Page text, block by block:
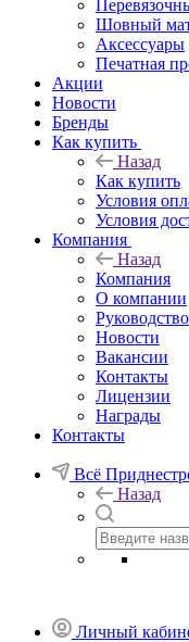
Шовный
Аксессуары
Печатная
Акции
Новости
Бренды
Как купить
Назад
Как купить
Условия
Условия
Компания
Назад
Компания
О компании
Руководство
Новости
Вакансии
Контакты
Лицензии
Награды
Контакты
Всё
Назад
Личный